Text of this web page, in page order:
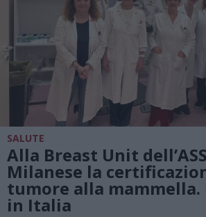
SALUTE
Alla Breast Unit
Milanese la
tumore alla mammella.
in Italia